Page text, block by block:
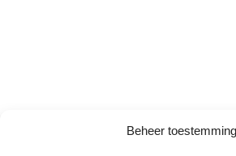
Beheer toestemming